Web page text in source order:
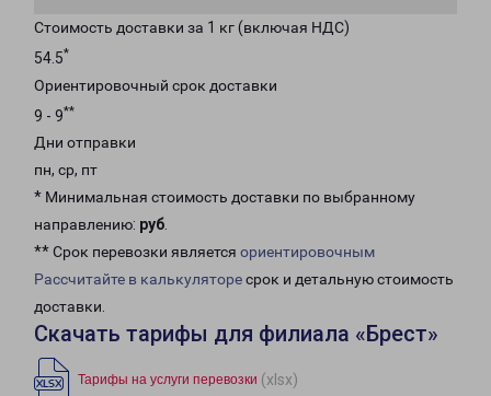
Стоимость доставки за 1 кг (включая НДС)
54.5*
Ориентировочный срок доставки
9 - 9**
Дни отправки
пн, ср, пт
* Минимальная стоимость доставки по выбранному
направлению: руб.
** Срок перевозки является ориентировочным
Рассчитайте в калькуляторесрок и детальную стоимость
доставки.
Скачать тарифы для филиала «Брест»
Тарифы на услуги перевозки (xlsx)